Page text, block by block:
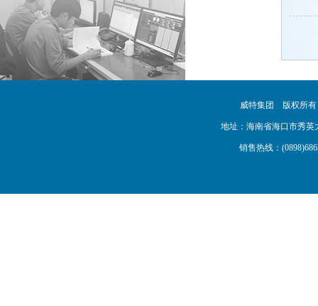
威特集团 版权所
地址：海南省海口市秀英
销售热线：